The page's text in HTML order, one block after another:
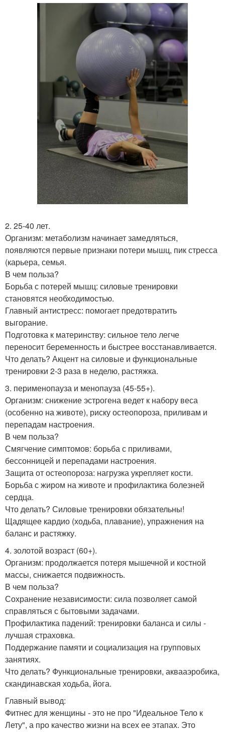
2. 25-40 лет.
Организм: метаболизм начинает замедляться,
появляются первые признаки потери мышц, пик стресса
(карьера, семья.
В чем польза?
Борьба с потерей мышц: силовые тренировки
становятся необходимостью.
Главный антистресс: помогает предотвратить
выгорание.
Подготовка к материнству: сильное тело легче
переносит беременность и быстрее восстанавливается.
Что делать? Акцент на силовые и функциональные
тренировки 2-3 раза в неделю, растяжка.
3. перименопауза и менопауза (45-55+).
Организм: снижение эстрогена ведет к набору веса
(особенно на животе), риску остеопороза, приливам и
перепадам настроения.
В чем польза?
Смягчение симптомов: борьба с приливами,
бессонницей и перепадами настроения.
Защита от остеопороза: нагрузка укрепляет кости.
Борьба с жиром на животе и профилактика болезней
сердца.
Что делать? Силовые тренировки обязательны!
Щадящее кардио (ходьба, плавание), упражнения на
баланс и растяжку.
4. золотой возраст (60+).
Организм: продолжается потеря мышечной и костной
массы, снижается подвижность.
В чем польза?
Сохранение независимости: сила позволяет самой
справляться с бытовыми задачами.
Профилактика падений: тренировки баланса и силы -
лучшая страховка.
Поддержание памяти и социализация на групповых
занятиях.
Что делать? Функциональные тренировки, аквааэробика,
скандинавская ходьба, йога.
Главный вывод:
Фитнес для женщины - это не про "Идеальное Тело к
Лету", а про качество жизни на всех ее этапах. Это